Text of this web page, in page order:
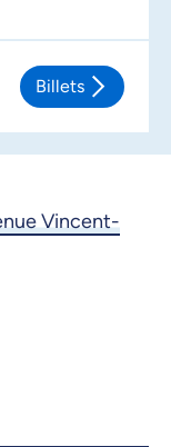
Billets
Vincent-